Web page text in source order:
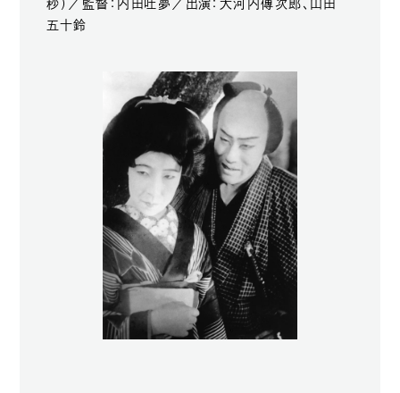
秒）／監督：内田吐夢／出演：大河内傳次郎、山田
五十鈴